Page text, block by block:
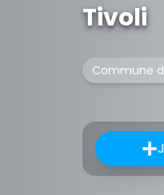
Tivoli
Commune